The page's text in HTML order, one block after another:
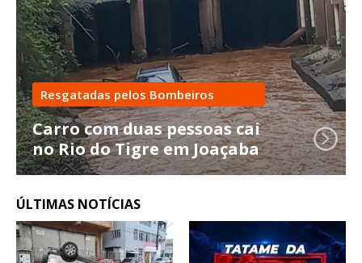
Resgatadas pelos Bombeiros
Carro com duas pessoas cai
no Rio do Tigre em Joaçaba
ÚLTIMAS NOTÍCIAS